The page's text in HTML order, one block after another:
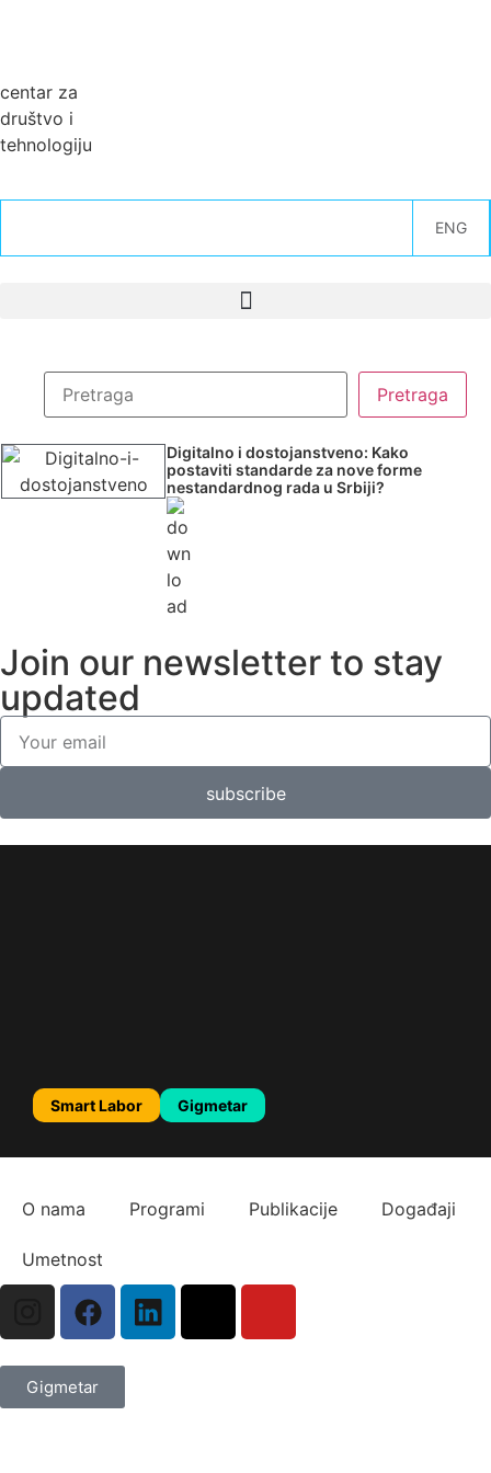
centar za
društvo i
tehnologiju
ENG
Digitalno i dostojanstveno: Kako
postaviti standarde za nove forme
nestandardnog rada u Srbiji?
Join our newsletter to stay
updated
subscribe
Smart Labor Gigmetar
O nama Programi Publikacije Događaji
Umetnost
Gigmetar